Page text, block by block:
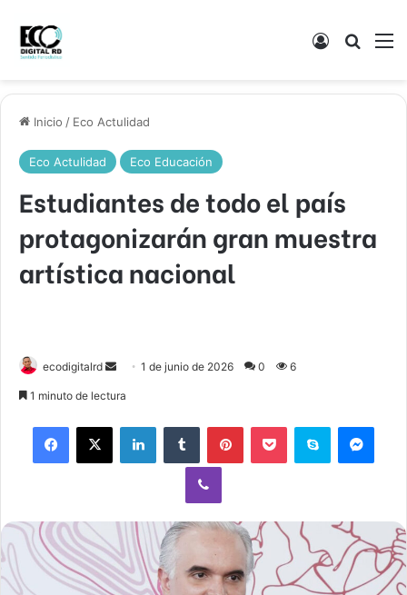
Acceso
Inicio / Eco Actulidad
Eco Actulidad Eco Educación
Estudiantes de todo el país
protagonizarán gran muestra
artística nacional
ecodigitalrd
Send1 de junio de 2026 0 6
1 minuto de lectura
Facebook
X LinkedInTumblr PinterestPocket Skype
Viber